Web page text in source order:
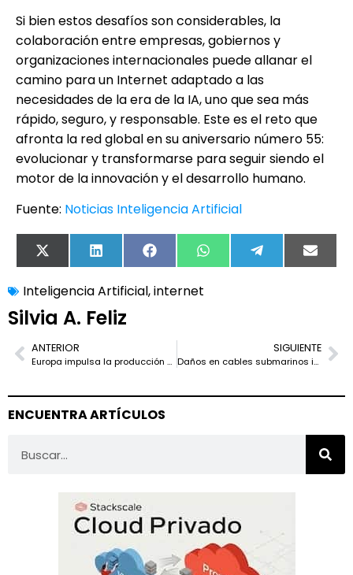
Si bien estos desafíos son considerables, la
colaboración entre empresas, gobiernos y
organizaciones internacionales puede allanar el
camino para un Internet adaptado a las
necesidades de la era de la IA, uno que sea más
rápido, seguro, y responsable. Este es el reto que
afronta la red global en su aniversario número 55:
evolucionar y transformarse para seguir siendo el
motor de la innovación y el desarrollo humano.
Fuente: Noticias Inteligencia Artificial
X
(Twitter)
LinkedIn FacebookWhatsApp TelegramEmail
Inteligencia Artificial,internet
Silvia A. Feliz
ANTERIOR
Europa impulsa la producción de chips fotónicos con una fuerte inversión en Países Bajos
SIGUIENTE
Daños en cables submarinos interrumpen comunicaciones clave en el Báltico y Europa Central
ENCUENTRA ARTÍCULOS